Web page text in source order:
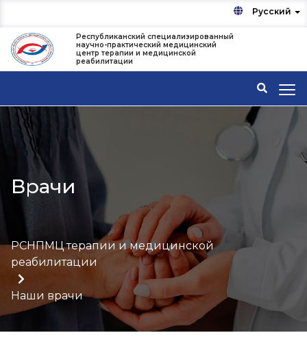
Русский
Республиканский специализированный
научно-практический медицинский
центр терапии и медицинской
реабилитации
Врачи
РСНПМЦ терапии и медицинской
реабилитации
Наши врачи